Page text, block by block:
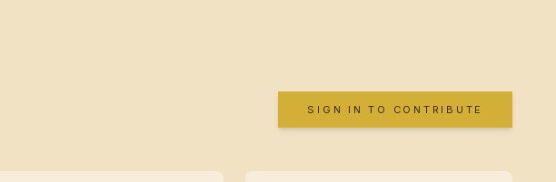
SIGN IN TO CONTRIBUTE